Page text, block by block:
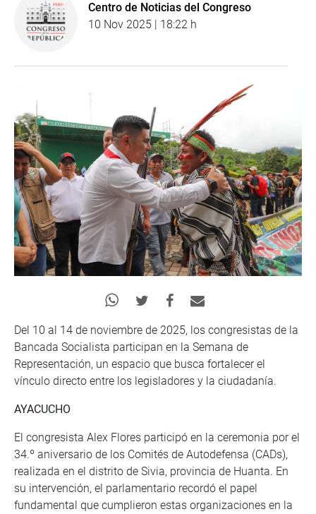
Centro de Noticias del Congreso
10 Nov 2025 | 18:22 h
Del 10 al 14 de noviembre de 2025, los congresistas de la
Bancada Socialista participan en la Semana de
Representación, un espacio que busca fortalecer el
vínculo directo entre los legisladores y la ciudadanía.
AYACUCHO
El congresista Alex Flores participó en la ceremonia por el
34.º aniversario de los Comités de Autodefensa (CADs),
realizada en el distrito de Sivia, provincia de Huanta. En
su intervención, el parlamentario recordó el papel
fundamental que cumplieron estas organizaciones en la